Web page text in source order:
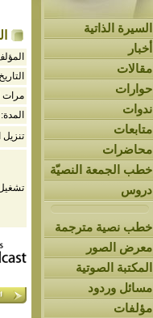
السيرة الذاتية
أخبار
مقالات
حوارات
ندوات
متابعات
محاضرات
خطب الجمعة النصيّة
دروس
خطب نصية مترجمة
معرض الصور
المكتبة الصوتية
مسائل وردود
مؤلفات
مرات
المدة: